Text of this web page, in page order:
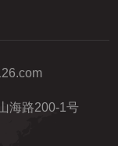
海路200-1号